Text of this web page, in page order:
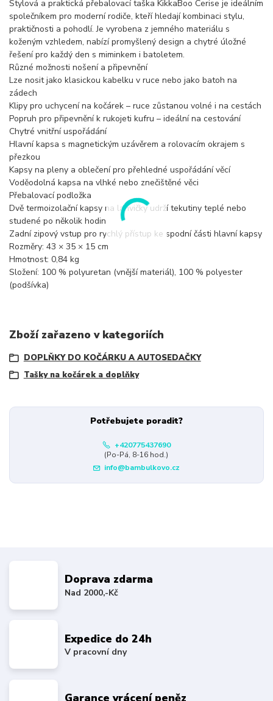
Stylová a praktická přebalovací taška KikkaBoo Cerise je ideálním
společníkem pro moderní rodiče, kteří hledají kombinaci stylu,
praktičnosti a pohodlí. Je vyrobena z jemného materiálu s
koženým vzhledem, nabízí promyšlený design a chytré úložné
řešení pro každý den s miminkem i batoletem.
Různé možnosti nošení a připevnění
Lze nosit jako klasickou kabelku v ruce nebo jako batoh na
zádech
Klipy pro uchycení na kočárek – ruce zůstanou volné i na cestách
Popruh pro připevnění k rukojeti kufru – ideální na cestování
Chytré vnitřní uspořádání
Hlavní kapsa s magnetickým uzávěrem a rolovacím okrajem s
přezkou
Kapsy na pleny a oblečení pro přehledné uspořádání věcí
Voděodolná kapsa na vlhké nebo znečištěné věci
Přebalovací podložka
Dvě termoizolační kapsy na lahvičky udrží tekutiny teplé nebo
studené po několik hodin
Zadní zipový vstup pro rychlý přístup ke spodní části hlavní kapsy
Rozměry: 43 × 35 × 15 cm
Hmotnost: 0,84 kg
Složení: 100 % polyuretan (vnější materiál), 100 % polyester
(podšívka)
Zboží zařazeno v kategoriích
DOPLŇKY DO KOČÁRKU A AUTOSEDAČKY
Tašky na kočárek a doplňky
Potřebujete poradit?
+420775437690
(Po-Pá, 8-16 hod.)
info@bambulkovo.cz
Doprava zdarma
Nad 2000,-Kč
Expedice do 24h
V pracovní dny
Garance vrácení peněz